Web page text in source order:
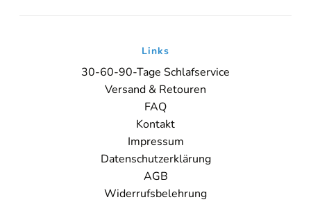
Links
30-60-90-Tage Schlafservice
Versand & Retouren
FAQ
Kontakt
Impressum
Datenschutzerklärung
AGB
Widerrufsbelehrung